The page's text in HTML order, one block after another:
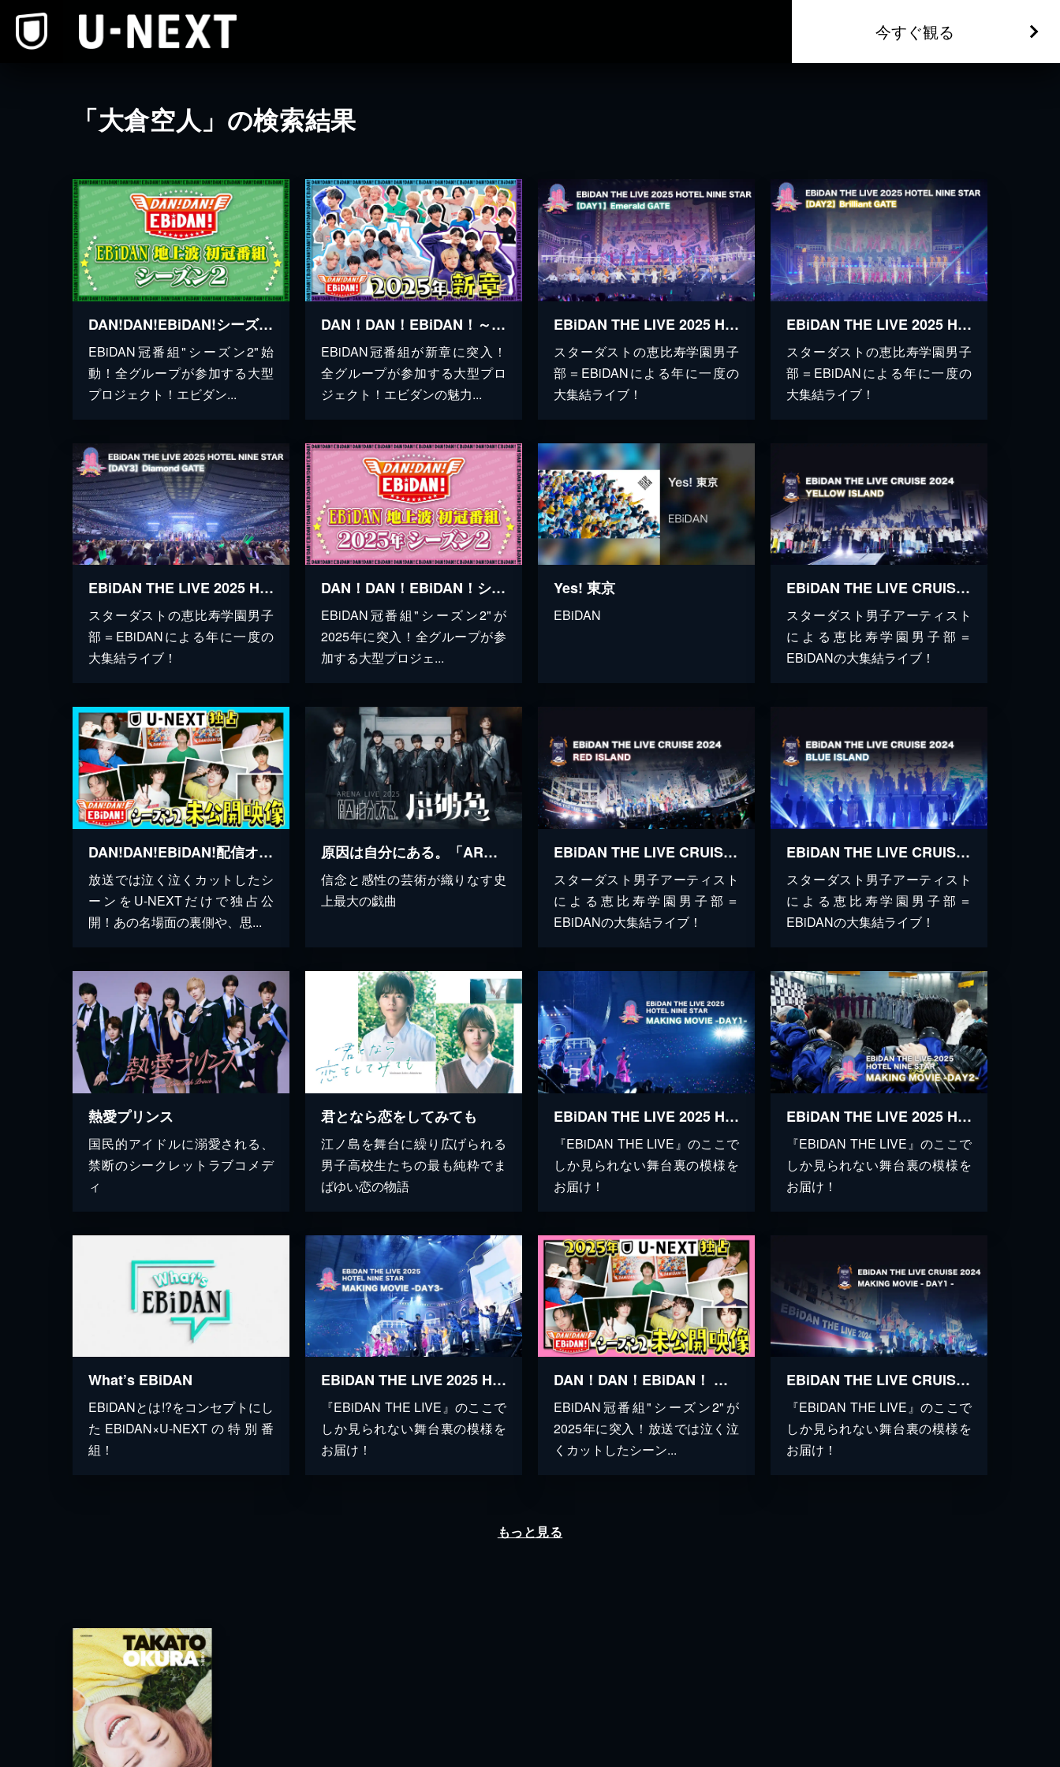
今すぐ観る
「大倉空人」の検索結果
DAN!DAN!EBiDAN!シーズン2
EBiDAN冠番組"シーズン2"始
動！全グループが参加する大型
プロジェクト！エビダン...
DAN！DAN！EBiDAN！～新章～
EBiDAN冠番組が新章に突入！
全グループが参加する大型プロ
ジェクト！エビダンの魅力...
EBiDAN THE LIVE 2025 HOTEL NINE STAR 【Day1】Emerald GATE
スターダストの恵比寿学園男子
部＝EBiDANによる年に一度の
大集結ライブ！
EBiDAN THE LIVE 2025 HOTEL NINE STAR 【Day2】Brilliant GATE
スターダストの恵比寿学園男子
部＝EBiDANによる年に一度の
大集結ライブ！
EBiDAN THE LIVE 2025 HOTEL NINE STAR 【Day3】Diamond GATE
スターダストの恵比寿学園男子
部＝EBiDANによる年に一度の
大集結ライブ！
DAN！DAN！EBiDAN！シーズン2【2025】
EBiDAN冠番組"シーズン2"が
2025年に突入！全グループが参
加する大型プロジェ...
Yes! 東京
EBiDAN
EBiDAN THE LIVE CRUISE 2024 YELLOW ISLAND
スターダスト男子アーティスト
による恵比寿学園男子部＝
EBiDANの大集結ライブ！
DAN!DAN!EBiDAN!配信オリジナル未公開映像
放送では泣く泣くカットしたシ
ーンをU-NEXTだけで独占公
開！あの名場面の裏側や、思...
原因は自分にある。「ARENA LIVE 2025 序破急」
信念と感性の芸術が織りなす史
上最大の戯曲
EBiDAN THE LIVE CRUISE 2024 RED ISLAND
スターダスト男子アーティスト
による恵比寿学園男子部＝
EBiDANの大集結ライブ！
EBiDAN THE LIVE CRUISE 2024 BLUE ISLAND
スターダスト男子アーティスト
による恵比寿学園男子部＝
EBiDANの大集結ライブ！
熱愛プリンス
国民的アイドルに溺愛される、
禁断のシークレットラブコメデ
ィ
君となら恋をしてみても
江ノ島を舞台に繰り広げられる
男子高校生たちの最も純粋でま
ばゆい恋の物語
EBiDAN THE LIVE 2025 HOTEL NINE STAR MAKING MOVIE -DAY1-
『EBiDAN THE LIVE』のここで
しか見られない舞台裏の模様を
お届け！
EBiDAN THE LIVE 2025 HOTEL NINE STAR MAKING MOVIE -DAY2-
『EBiDAN THE LIVE』のここで
しか見られない舞台裏の模様を
お届け！
What’s EBiDAN
EBiDANとは!?をコンセプトにし
たEBiDAN×U-NEXTの特別番
組！
EBiDAN THE LIVE 2025 HOTEL NINE STAR MAKING MOVIE -DAY3-
『EBiDAN THE LIVE』のここで
しか見られない舞台裏の模様を
お届け！
DAN！DAN！EBiDAN！ 配信オリジナル未公開映像【2025】
EBiDAN冠番組"シーズン2"が
2025年に突入！放送では泣く泣
くカットしたシーン...
EBiDAN THE LIVE CRUISE 2024 MAKING MOVIE -DAY1-
『EBiDAN THE LIVE』のここで
しか見られない舞台裏の模様を
お届け！
もっと見る